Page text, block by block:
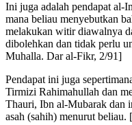
Ini juga adalah pendapat al-
mana beliau menyebutkan
melakukan witir diawalnya
dibolehkan dan tidak perlu
Muhalla. Dar al-Fikr, 2/91]
Pendapat ini juga
Tirmizi Rahimahullah dan
Thauri, Ibn al-Mubarak dan
asah (sahih) menurut